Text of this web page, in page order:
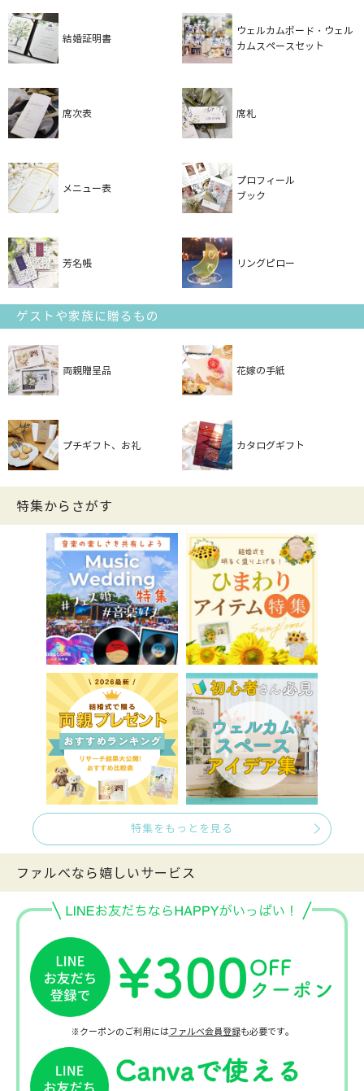
結婚証明書
ウェルカムボード・ウェル
カムスペースセット
席次表 席札
メニュー表
プロフィール
ブック
芳名帳 リングピロー
ゲストや家族に贈るもの
両親贈呈品 花嫁の手紙
プチギフト、お礼 カタログギフト
特集からさがす
特集をもっとを見る
ファルべなら嬉しいサービス
※クーポンのご利用にはファルベ会員登録も必要です。